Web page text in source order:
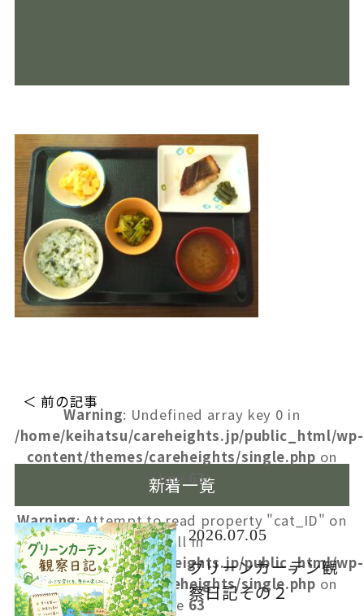
＜ 前の記事
Warning: Undefined array key 0 in
/home/keihatsu/careheights.jp/public_html/wp-
content/themes/careheights/single.php on
line
63
Warning: Attempt to read property "cat_ID" on
null in
/home/keihatsu/careheights.jp/public_html/wp-
content/themes/careheights/single.php on
line 63
新着一覧
2026.07.05
グリーンカーテン観
察日記その２